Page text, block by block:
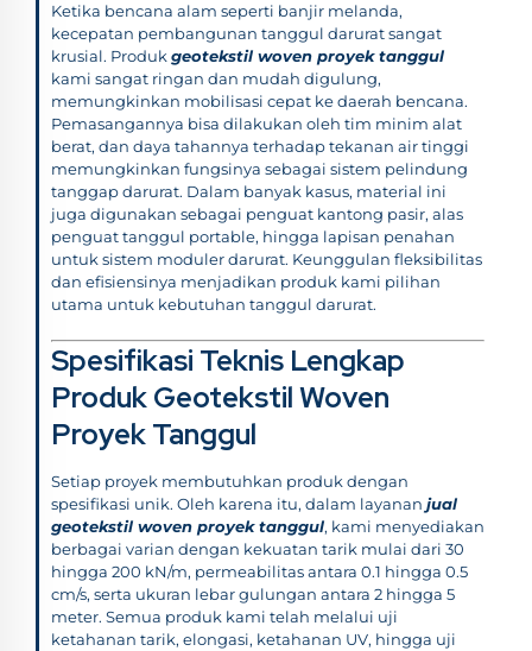
Ketika bencana alam seperti banjir melanda,
kecepatan pembangunan tanggul darurat sangat
krusial. Produkgeotekstil woven proyek tanggul
kami sangat ringan dan mudah digulung,
memungkinkan mobilisasi cepat ke daerah bencana.
Pemasangannya bisa dilakukan oleh tim minim alat
berat, dan daya tahannya terhadap tekanan air tinggi
memungkinkan fungsinya sebagai sistem pelindung
tanggap darurat. Dalam banyak kasus, material ini
juga digunakan sebagai penguat kantong pasir, alas
penguat tanggul portable, hingga lapisan penahan
untuk sistem moduler darurat. Keunggulan fleksibilitas
dan efisiensinya menjadikan produk kami pilihan
utama untuk kebutuhan tanggul darurat.
Spesifikasi Teknis Lengkap
Produk Geotekstil Woven
Proyek Tanggul
Setiap proyek membutuhkan produk dengan
spesifikasi unik. Oleh karena itu, dalam layanan jual
geotekstil woven proyek tanggul, kami menyediakan
berbagai varian dengan kekuatan tarik mulai dari 30
hingga 200 kN/m, permeabilitas antara 0.1 hingga 0.5
cm/s, serta ukuran lebar gulungan antara 2 hingga 5
meter. Semua produk kami telah melalui uji
ketahanan tarik, elongasi, ketahanan UV, hingga uji